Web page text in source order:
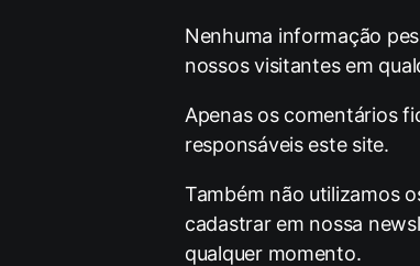
Nenhuma informação
nossos visitantes em
Apenas os comentários
responsáveis este site.
Também não utilizamos
cadastrar em nossa
qualquer momento.